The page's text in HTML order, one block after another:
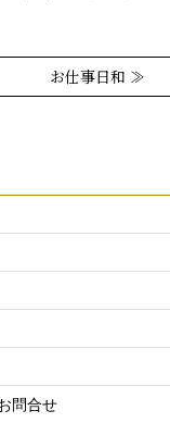
お仕事日和 ≫
問合せ